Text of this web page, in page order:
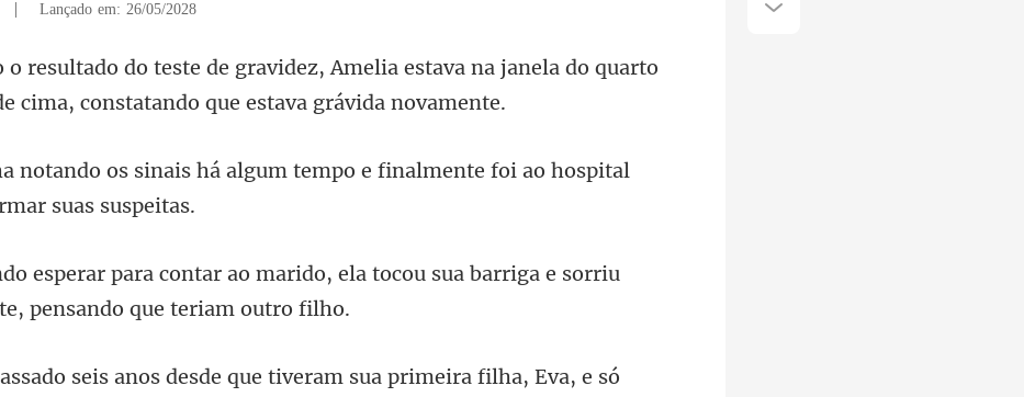
| Lançado em: 26/05/2028
elia estava na janela do quarto
ci
lgum tempo e finalmente foi ao hosp
do, ela tocou sua barriga e sorriu
ira filha, Eva, e só